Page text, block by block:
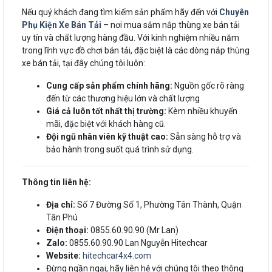
Nếu quý khách đang tìm kiếm sản phẩm hãy đến với Chuyên
Phụ Kiện Xe Bán Tải – nơi mua sắm nắp thùng xe bán tải
uy tín và chất lượng hàng đầu. Với kinh nghiệm nhiều năm
trong lĩnh vực đồ chơi bán tải, đặc biệt là các dòng nắp thùng
xe bán tải, tại đây chúng tôi luôn:
Cung cấp sản phẩm chính hãng: Nguồn gốc rõ ràng
đến từ các thương hiệu lớn và chất lượng
Giá cả luôn tốt nhất thị trường: Kèm nhiều khuyến
mãi, đặc biệt với khách hàng cũ.
Đội ngũ nhân viên kỹ thuật cao: Sẵn sàng hỗ trợ và
bảo hành trong suốt quá trình sử dụng.
Thông tin liên hệ:
Địa chỉ: Số 7 Đường Số 1, Phường Tân Thành, Quận
Tân Phú
Điện thoại: 0855.60.90.90 (Mr Lan)
Zalo: 0855.60.90.90 Lan Nguyễn Hitechcar
Website: hitechcar4x4.com
Đừng ngần ngại, hãy liên hệ với chúng tôi theo thông